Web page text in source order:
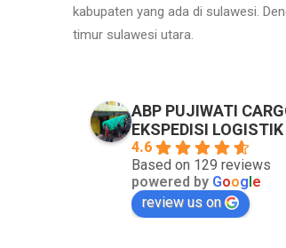
kabupaten yang ada di sulawesi.
timur sulawesi utara.
ABP PUJIWATI
EKSPEDISI LOGISTIK
4.6
Based on 129 reviews
powered by Google
review us on